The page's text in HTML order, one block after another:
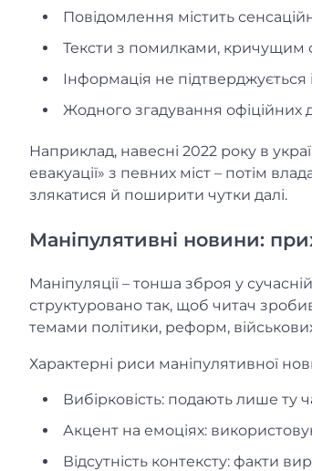
Повідомлення містить
Тексти з помилками, кричущим
Інформація не
Жодного згадування офіційних
Наприклад, навесні 2022 року в
евакуації» з певних міст – потім
злякатися й поширити чутки далі.
Маніпулятивні новини:
Маніпуляції – тонша зброя у
структуровано так, щоб читач
темами політики, реформ, військових
Характерні риси маніпулятивної
Вибірковість: подають лише ту
Акцент на емоціях:
Відсутність контексту: факти